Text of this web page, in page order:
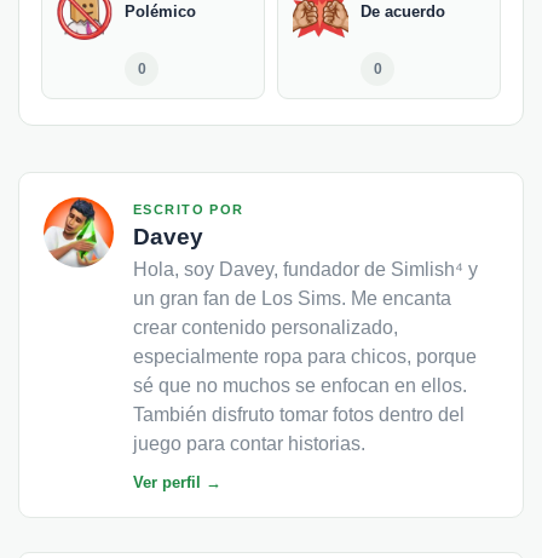
Polémico
0
De acuerdo
0
ESCRITO POR
Davey
Hola, soy Davey, fundador de Simlish⁴ y
un gran fan de Los Sims. Me encanta
crear contenido personalizado,
especialmente ropa para chicos, porque
sé que no muchos se enfocan en ellos.
También disfruto tomar fotos dentro del
juego para contar historias.
Ver perfil →